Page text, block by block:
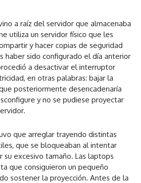
a raíz del servidor que almacenaba
utiliza un servidor físico que les
y hacer copias de seguridad
haber sido configurado el día anterior
a desactivar el interruptor
en otras palabras: bajar la
posteriormente desencadenaría
y no se pudiese proyectar
que arreglar trayendo distintas
que se bloqueaban al intentar
su excesivo tamaño. Las laptops
que consiguieron un pequeño
sostener la proyección. Antes de la